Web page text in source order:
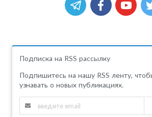
Подписка на RSS рассылку
Подпишитесь на нашу RSS ленту,
узнавать о новых публикациях.